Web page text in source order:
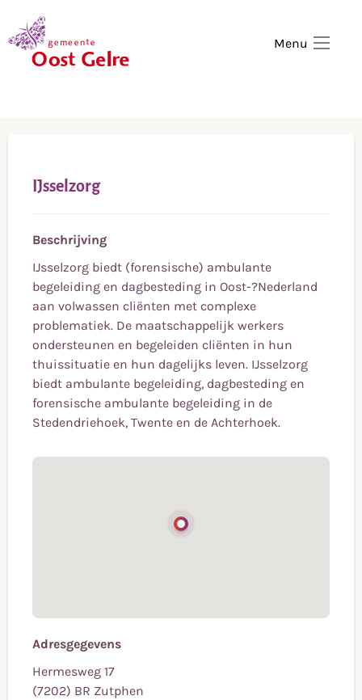
Menu
IJsselzorg
Beschrijving
IJsselzorg biedt (forensische) ambulante
begeleiding en dagbesteding in Oost-?Nederland
aan volwassen cliënten met complexe
problematiek. De maatschappelijk werkers
ondersteunen en begeleiden cliënten in hun
thuissituatie en hun dagelijks leven. IJsselzorg
biedt ambulante begeleiding, dagbesteding en
forensische ambulante begeleiding in de
Stedendriehoek, Twente en de Achterhoek.
Adresgegevens
Hermesweg 17
(7202) BR Zutphen